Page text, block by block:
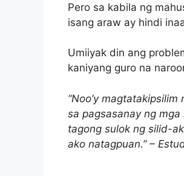
Pero sa kabila ng
isang araw ay hindi
Umiiyak din ang
kaniyang guro na
“Noo’y
sa pagsasanay ng
tagong sulok ng silid-
ako natagpuan.” –